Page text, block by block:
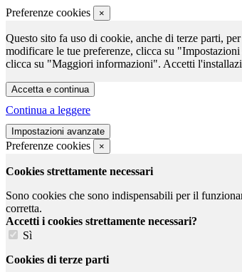
Preferenze cookies ×
Questo sito fa uso di cookie, anche di terze parti,
modificare le tue preferenze, clicca su
clicca su "Maggiori informazioni". Accetti
Continua a leggere
Preferenze cookies ×
Cookies strettamente necessari
Sono cookies che sono indispensabili per il
corretta.
Accetti i cookies strettamente necessari?
Sì
Cookies di terze parti